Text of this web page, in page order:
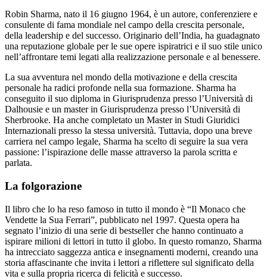
Robin Sharma, nato il 16 giugno 1964, è un autore, conferenziere e
consulente di fama mondiale nel campo della crescita personale,
della leadership e del successo. Originario dell’India, ha guadagnato
una reputazione globale per le sue opere ispiratrici e il suo stile unico
nell’affrontare temi legati alla realizzazione personale e al benessere.
La sua avventura nel mondo della motivazione e della crescita
personale ha radici profonde nella sua formazione. Sharma ha
conseguito il suo diploma in Giurisprudenza presso l’Università di
Dalhousie e un master in Giurisprudenza presso l’Università di
Sherbrooke. Ha anche completato un Master in Studi Giuridici
Internazionali presso la stessa università. Tuttavia, dopo una breve
carriera nel campo legale, Sharma ha scelto di seguire la sua vera
passione: l’ispirazione delle masse attraverso la parola scritta e
parlata.
La folgorazione
Il libro che lo ha reso famoso in tutto il mondo è “Il Monaco che
Vendette la Sua Ferrari”, pubblicato nel 1997. Questa opera ha
segnato l’inizio di una serie di bestseller che hanno continuato a
ispirare milioni di lettori in tutto il globo. In questo romanzo, Sharma
ha intrecciato saggezza antica e insegnamenti moderni, creando una
storia affascinante che invita i lettori a riflettere sul significato della
vita e sulla propria ricerca di felicità e successo.